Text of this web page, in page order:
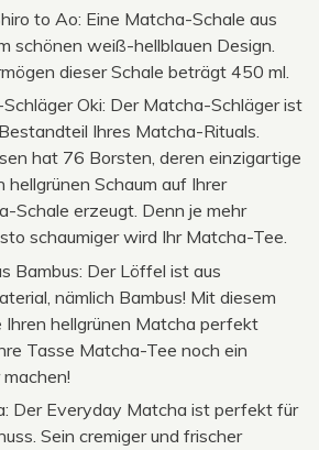
to Ao: Eine Matcha-Schale aus
schönen weiß-hellblauen Design.
dieser Schale beträgt 450 ml.
Oki: Der Matcha-Schläger ist
Ihres Matcha-Rituals.
hat 76 Borsten, deren einzigartige
hellgrünen Schaum auf Ihrer
Schale erzeugt. Denn je mehr
schaumiger wird Ihr Matcha-Tee.
Bambus: Der Löffel ist aus
nämlich Bambus! Mit diesem
Ihren hellgrünen Matcha perfekt
Tasse Matcha-Tee noch ein
Der Everyday Matcha ist perfekt für
Sein cremiger und frischer